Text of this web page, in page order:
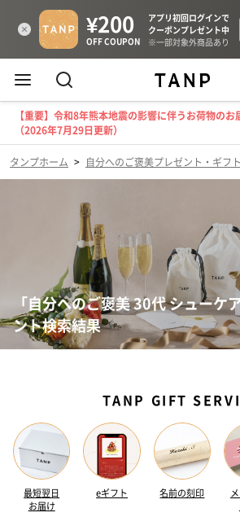
【重要】令和8年熊本地震の影響に伴うお荷物の
（2026年7月29日更新）
タンプホーム > 自分へのご褒美プレゼント・ギフト
「自分へのご褒美 30代 シューケ
ント検索結果
TANP GIFT
最短翌日
お届け
eギフト 名前の刻印